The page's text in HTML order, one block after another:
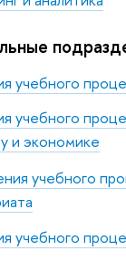
учебного
учебного
и экономике
учебного
учебного